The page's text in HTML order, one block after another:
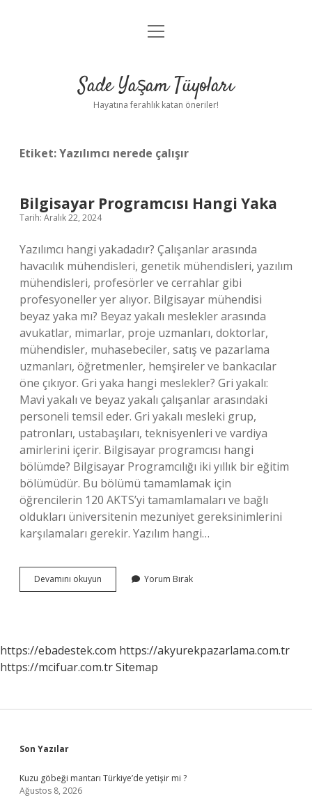
Anasayfa
Yasal Uyarı
menüyü
Sade Yaşam Tüyoları
Hayatına ferahlık katan öneriler!
Etiket:Yazılımcı nerede çalışır
Bilgisayar Programcısı Hangi Yaka
Tarih: Aralık 22, 2024
Yazılımcı hangi yakadadır? Çalışanlar arasında
havacılık mühendisleri, genetik mühendisleri, yazılım
mühendisleri, profesörler ve cerrahlar gibi
profesyoneller yer alıyor. Bilgisayar mühendisi
beyaz yaka mı? Beyaz yakalı meslekler arasında
avukatlar, mimarlar, proje uzmanları, doktorlar,
mühendisler, muhasebeciler, satış ve pazarlama
uzmanları, öğretmenler, hemşireler ve bankacılar
öne çıkıyor. Gri yaka hangi meslekler? Gri yakalı:
Mavi yakalı ve beyaz yakalı çalışanlar arasındaki
personeli temsil eder. Gri yakalı mesleki grup,
patronları, ustabaşıları, teknisyenleri ve vardiya
amirlerini içerir. Bilgisayar programcısı hangi
bölümde? Bilgisayar Programcılığı iki yıllık bir eğitim
bölümüdür. Bu bölümü tamamlamak için
öğrencilerin 120 AKTS’yi tamamlamaları ve bağlı
oldukları üniversitenin mezuniyet gereksinimlerini
karşılamaları gerekir. Yazılım hangi…
Devamını okuyun Bilgisayar
Programcısı
Yorum Bırak
https://ebadestek.com https://akyurekpazarlama.com.tr
https://mcifuar.com.trSitemap
Sidebar
Son Yazılar
Kuzu göbeği mantarı Türkiye’de yetişir mi ?
Ağustos 8, 2026